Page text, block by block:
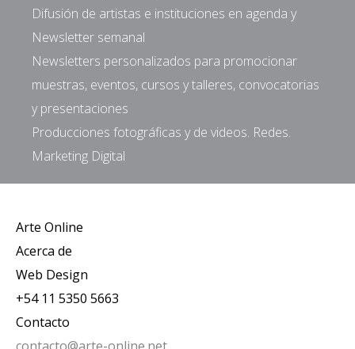
Difusión de artistas e instituciones en agenda y
Newsletter semanal
Newsletters personalizados para promocionar
muestras, eventos, cursos y talleres, convocatorias
y presentaciones
Producciones fotográficas y de videos. Redes.
Marketing Digital
Arte Online
Acerca de
Web Design
+54 11 5350 5663
Contacto